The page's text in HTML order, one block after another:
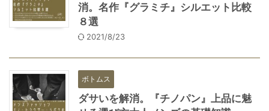
消。名作『グラミチ』シルエット比較
８選
2021/8/23
ボトムス
ダサいを解消。『チノパン』上品に魅